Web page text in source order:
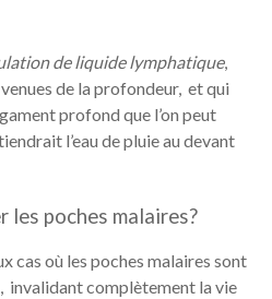
de liquide lymphatique,
de la profondeur, et qui
profond que l’on peut
l’eau de pluie au devant
poches malaires?
cas où les poches malaires sont
complètement la vie